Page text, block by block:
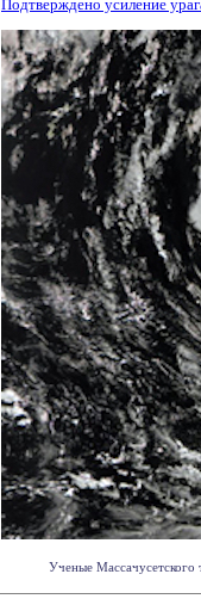
Подтверждено усиление
Ученые Массачусетского